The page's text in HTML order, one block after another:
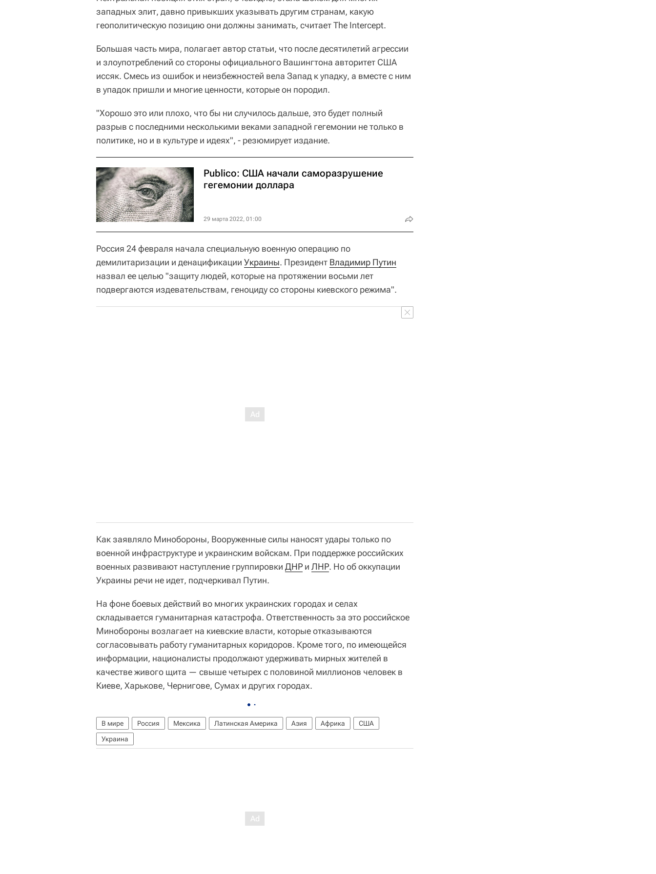
западных элит, давно привыкших указывать другим странам, какую
геополитическую позицию они должны занимать, считает The Intercept.
Большая часть мира, полагает автор статьи, что после десятилетий агрессии
и злоупотреблений со стороны официального Вашингтона авторитет США
иссяк. Смесь из ошибок и неизбежностей вела Запад к упадку, а вместе с ним
в упадок пришли и многие ценности, которые он породил.
"Хорошо это или плохо, что бы ни случилось дальше, это будет полный
разрыв с последними несколькими веками западной гегемонии не только в
политике, но и в культуре и идеях", - резюмирует издание.
Publico: США начали саморазрушение
гегемонии доллара
29 марта 2022, 01:00
Россия 24 февраля начала специальную военную операцию по
демилитаризации и денацификации Украины. Президент Владимир Путин
назвал ее целью "защиту людей, которые на протяжении восьми лет
подвергаются издевательствам, геноциду со стороны киевского режима".
Как заявляло Минобороны, Вооруженные силы наносят удары только по
военной инфраструктуре и украинским войскам. При поддержке российских
военных развивают наступление группировки ДНР и ЛНР. Но об оккупации
Украины речи не идет, подчеркивал Путин.
На фоне боевых действий во многих украинских городах и селах
складывается гуманитарная катастрофа. Ответственность за это российское
Минобороны возлагает на киевские власти, которые отказываются
согласовывать работу гуманитарных коридоров. Кроме того, по имеющейся
информации, националисты продолжают удерживать мирных жителей в
качестве живого щита — свыше четырех с половиной миллионов человек в
Киеве, Харькове, Чернигове, Сумах и других городах.
В мире Россия Мексика Латинская Америка Азия Африка
США
Украина